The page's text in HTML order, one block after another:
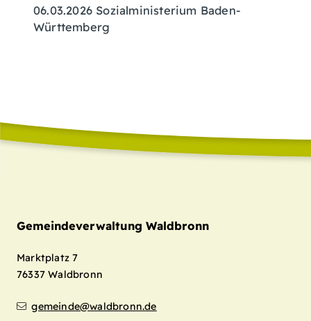
06.03.2026 Sozialministerium Baden-
Württemberg
Gemeindeverwaltung Waldbronn
Marktplatz 7
76337 Waldbronn
gemeinde@waldbronn.de